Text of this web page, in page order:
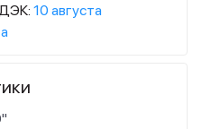
10 августа